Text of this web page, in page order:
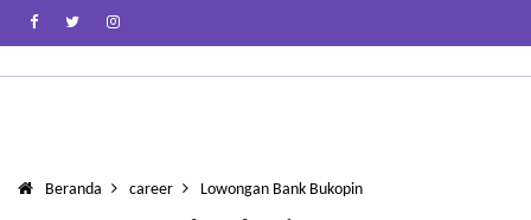
Beranda career Lowongan Bank Bukopin